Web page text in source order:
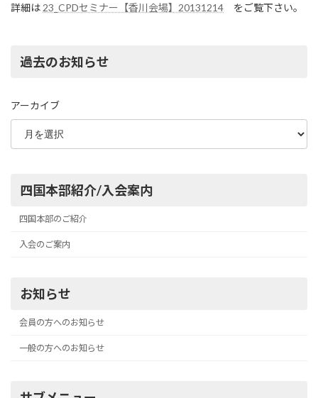
詳細は 23_CPDセミナー【香川会場】20131214 をご覧下さい。
過去のお知らせ
アーカイブ
四国本部紹介/入会案内
四国本部のご紹介
入会のご案内
お知らせ
会員の方へのお知らせ
一般の方へのお知らせ